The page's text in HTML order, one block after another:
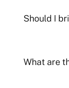
Should I
What are